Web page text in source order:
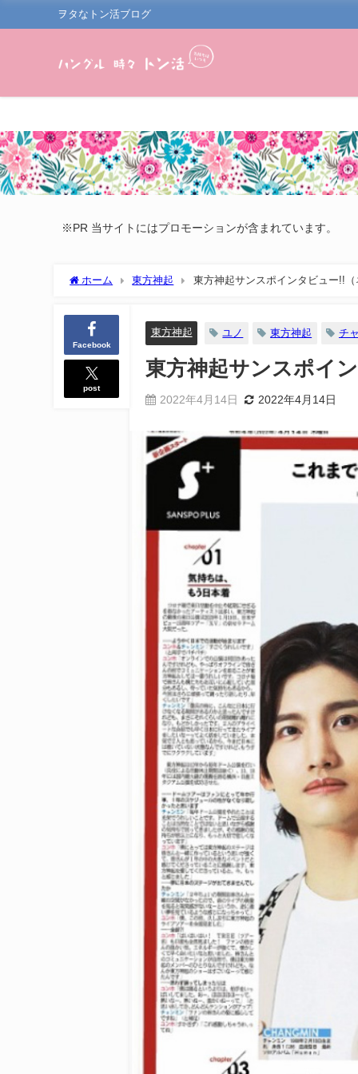
ヲタなトン活ブログ
※PR 当サイトにはプロモーションが含まれています。
ホーム 東方神起 東方神起サンスポインタビュー!!
Facebook
post
東方神起 ユノ 東方神起 チ
東方神起サンスポイ
2022年4月14日 2022年4月14日